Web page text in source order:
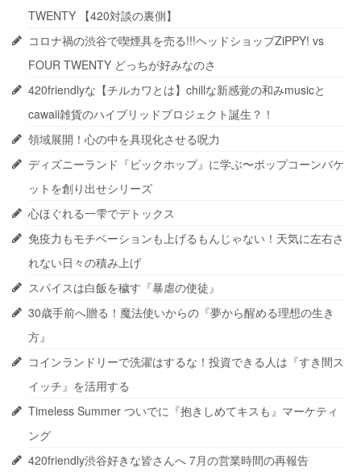
TWENTY 【420対談の裏側】
コロナ禍の渋谷で喫煙具を売る!!!ヘッドショップZiPPY! vs
FOUR TWENTY どっちが好みなのさ
420friendlyな【チルカワとは】chillな新感覚の和みmusicと
cawaii雑貨のハイブリッドプロジェクト誕生？！
領域展開！心の中を具現化させる呪力
ディズニーランド『ビックホップ』に学ぶ〜ポップコーンバケ
ットを創り出せシリーズ
心ほぐれる一雫でデトックス
免疫力もモチベーションも上げるもんじゃない！天気に左右さ
れない日々の積み上げ
スパイスは白飯を穢す『暴虐の使徒』
30歳手前へ贈る！魔法使いからの『夢から醒める理想の生き
方』
コインランドリーで洗濯はするな！投資できる人は『すき間ス
イッチ』を活用する
Timeless Summer ついでに『抱きしめてキスも』マーケティ
ング
420friendly渋谷好きな皆さんへ 7月の営業時間の再報告